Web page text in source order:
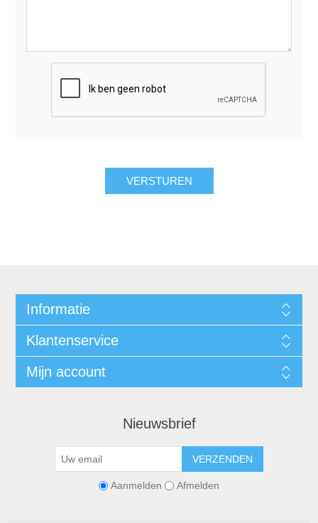
VERSTUREN
Informatie
Klantenservice
Mijn account
Nieuwsbrief
VERZENDEN
Aanmelden Afmelden